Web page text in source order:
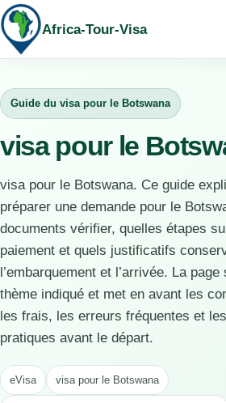
Africa-Tour-Visa
Guide du visa pour le Botswana
visa pour le
visa pour le Botswana. Ce guide
préparer une demande pour le
documents vérifier, quelles étapes
paiement et quels justificatifs
l’embarquement et l’arrivée. La
thème indiqué et met en avant les
les frais, les erreurs fréquentes et
pratiques avant le départ.
eVisa visa pour le Botswana